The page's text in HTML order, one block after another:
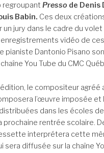
regroupant Presso de Denis
Babin. Ces deux
jury dans le cadre du
enregistrements vidéo de
pianiste Dantonio Pisano
You Tube du CMC
le compositeur agréé
l’œuvre imposée et
dans les écoles
prochaine rentrée scolaire.
interprétera cette
sera diffusée sur la chaîne